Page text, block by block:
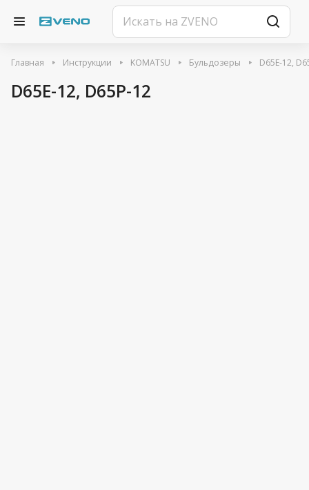
Главная Инструкции KOMATSU Бульдозеры D65E-12,
D65E-12, D65P-12